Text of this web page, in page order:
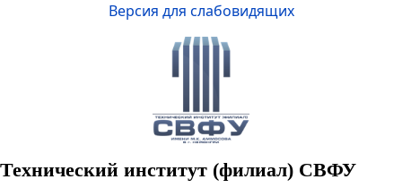
Версия для слабовидящих
Технический институт (филиал) СВФУ